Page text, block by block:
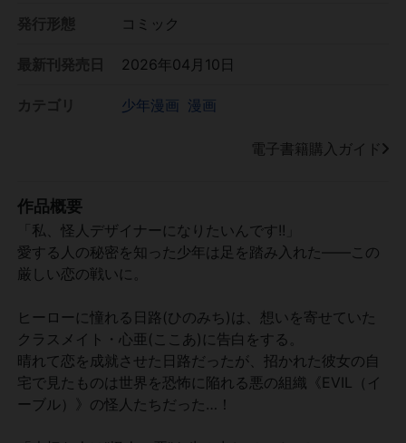
コミック
2026年04月10日
少年漫画 漫画
電子書籍購入ガイド
作品概要
「私、怪人デザイナーになりたいんです!!」
愛する人の秘密を知った少年は足を踏み入れた――この
厳しい恋の戦いに。
ヒーローに憧れる日路(ひのみち)は、想いを寄せていた
クラスメイト・心亜(ここあ)に告白をする。
晴れて恋を成就させた日路だったが、招かれた彼女の自
宅で見たものは世界を恐怖に陥れる悪の組織《EVIL（イ
ーブル）》の怪人たちだった…！